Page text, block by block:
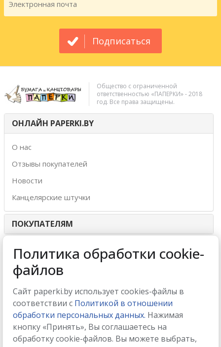
Подписаться
Общество с ограниченной
ответственностью «ПАПЕРКИ» - 2018
год. Все права защищены.
ОНЛАЙН PAPERKI.BY
О нас
Отзывы покупателей
Новости
Канцелярские штучки
ПОКУПАТЕЛЯМ
ИНТЕРНЕТ-МАГАЗИН
МЫ ПРИНИМАЕМ
МЫ В СОЦСЕТЯХ
Политика обработки cookie-
файлов
Сайт paperki.by использует cookies-файлы в
соответствии с Политикой в отношении
обработки персональных данных. Нажимая
кнопку «Принять», Вы соглашаетесь на
обработку cookie-файлов. Вы можете выбрать,